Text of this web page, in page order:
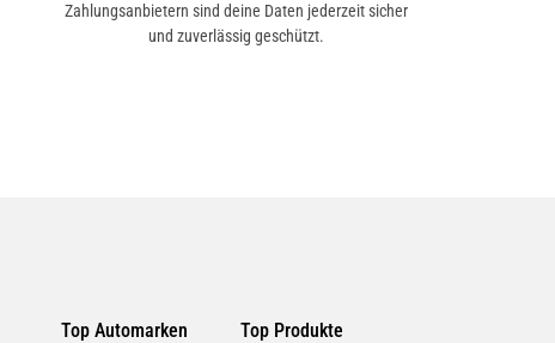
Zahlungsanbietern sind deine Daten jederzeit sicher
und zuverlässig geschützt.
Top Automarken Top Produkte